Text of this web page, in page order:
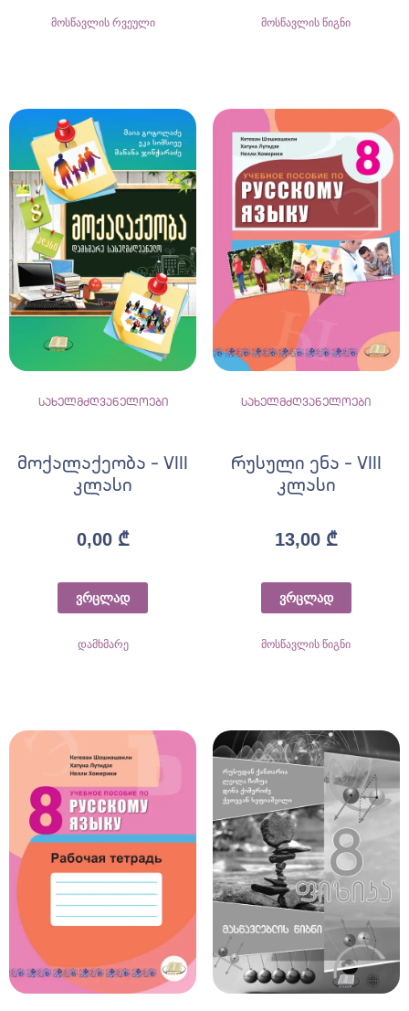
მოსწავლის რვეული მოსწავლის წიგნი
სახელმძღვანელოები
მოქალაქეობა – VIII
კლასი
0,00 ₾
ვრცლად
დამხმარე
სახელმძღვანელოები
რუსული ენა – VIII
კლასი
13,00 ₾
ვრცლად
მოსწავლის წიგნი